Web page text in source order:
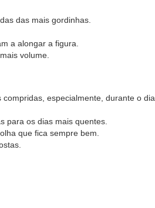
das mais gordinhas.
a alongar a figura.
volume.
especialmente, durante o dia
para os dias mais quentes.
que fica sempre bem.